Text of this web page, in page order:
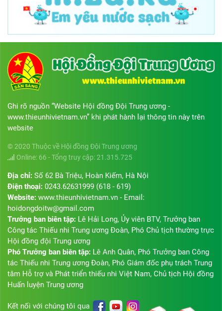
Ghi rõ nguồn “Website Hội đồng Đội Trung ương -
www.thieunhivietnam.vn” khi phát hành lại thông tin này trên
website
© 2020 Thuộc về Hội đồng Đội Trung ương
Online: 66 - Tổng truy cập: 21.315.725
Địa chỉ: Số 62 Bà Triệu, Hoàn Kiếm, Hà Nội
Điện thoại: 0243.62631999 (618 - 619)
Website: www.thieunhivietnam.vn - Email:
hoidongdoitw@gmail.com
Trưởng ban biên tập: Lê Hải Long, Ủy viên BTV, Trưởng ban
Công tác Thiếu nhi Trung ương Đoàn, Phó Chủ tịch thường trực
Hội đồng đội Trung ương
Phó Trưởng ban biên tập: Lê Anh Quân, Phó Trưởng ban Công
tác Thiếu nhi Trung ương Đoàn, Phó Giám đốc phụ trách Trung
tâm Hỗ trợ và Phát triển thiếu nhi Việt Nam, Chủ tịch Hội đồng
Huấn luyện Trung ương
Kết nối với chúng tôi qua